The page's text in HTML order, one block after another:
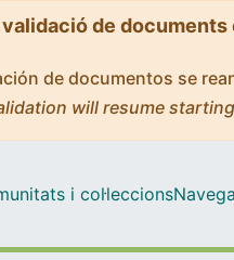
de
de documentos se
will resume
i col·leccions